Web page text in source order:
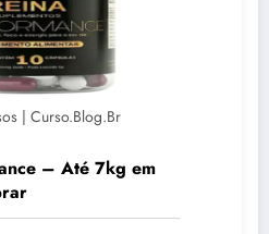
| Curso.blog.br
– Até 7kg em